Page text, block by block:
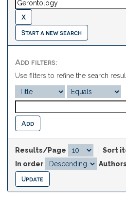
Start a new search
Add filters:
Use filters to refine the search
Results/Page
Sort
In order